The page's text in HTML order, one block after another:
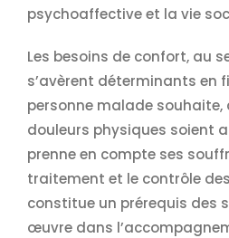
psychoaffective et la vie
Les besoins de confort, au
s’avèrent déterminants en
personne malade souhaite,
douleurs physiques soient
prenne en compte ses
traitement et le contrôle
constitue un prérequis des
œuvre dans